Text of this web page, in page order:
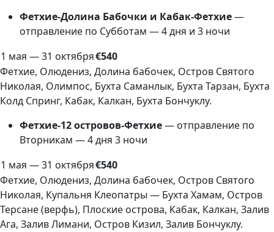
Фетхие-Долина Бабочки и Кабак-Фетхие—
отправление по Субботам — 4 дня и 3 ночи
1 мая — 31 октября€540
Фетхие, Олюдениз, Долина бабочек, Остров Святого
Николая, Олимпос, Бухта Саманлык, Бухта Тарзан, Бухта
Колд Спринг, Кабак, Калкан, Бухта Бончуклу.
Фетхие-12 островов-Фетхие— отправление по
Вторникам — 4 дня 3 ночи
1 мая — 31 октября€540
Фетхие, Олюдениз, Долина бабочек, Остров Святого
Николая, Купальня Клеопатры — Бухта Хамам, Остров
Терсане (верфь), Плоские острова, Кабак, Калкан, Залив
Ага, Залив Лимани, Остров Кизил, Залив Бончуклу.